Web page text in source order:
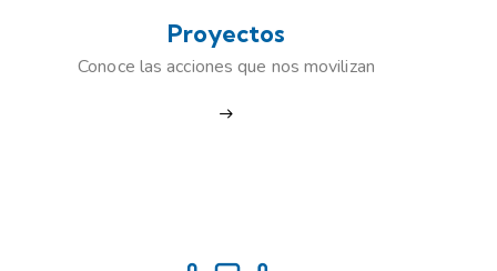
Proyectos
Conoce las acciones que nos movilizan